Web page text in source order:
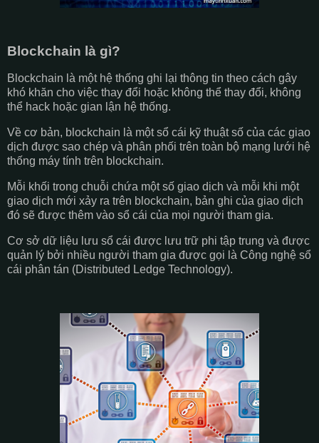
Blockchain là gì?
Blockchain là một hệ thống ghi lại thông tin theo cách gây
khó khăn cho việc thay đổi hoặc không thể thay đổi, không
thể hack hoặc gian lận hệ thống.
Về cơ bản, blockchain là một sổ cái kỹ thuật số của các giao
dịch được sao chép và phân phối trên toàn bộ mạng lưới hệ
thống máy tính trên blockchain.
Mỗi khối trong chuỗi chứa một số giao dịch và mỗi khi một
giao dịch mới xảy ra trên blockchain, bản ghi của giao dịch
đó sẽ được thêm vào sổ cái của mọi người tham gia.
Cơ sở dữ liệu lưu sổ cái được lưu trữ phi tập trung và được
quản lý bởi nhiều người tham gia được gọi là Công nghệ sổ
cái phân tán (Distributed Ledge Technology).